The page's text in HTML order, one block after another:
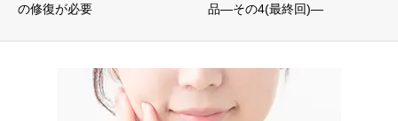
の修復が必要
品—その4(最終回)—